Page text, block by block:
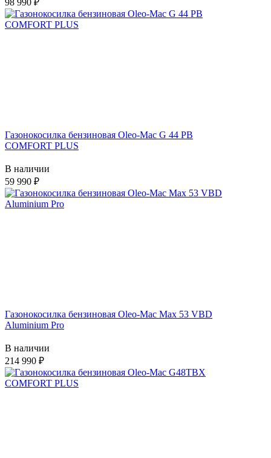
98 990
Газонокосилка бензиновая Oleo-Mac G 44 РВ
COMFORT PLUS
В наличии
59 990
Газонокосилка бензиновая Oleo-Mac Max 53 VBD
Aluminium Pro
В наличии
214 990